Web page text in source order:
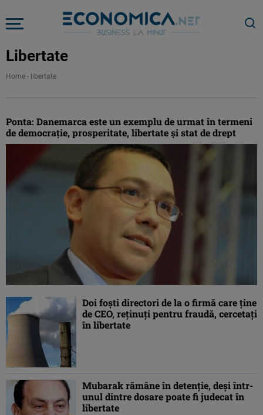
Libertate
Home - libertate
Ponta: Danemarca este un exemplu de urmat în termeni
de democraţie, prosperitate, libertate şi stat de drept
Doi foşti directori de la o firmă care ţine
de CEO, reţinuţi pentru fraudă, cercetaţi
în libertate
Mubarak rămâne în detenţie, deşi într-
unul dintre dosare poate fi judecat în
libertate